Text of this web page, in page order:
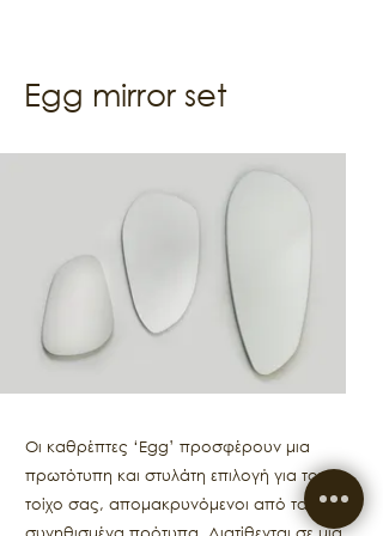
Egg mirror set
Οι καθρέπτες ‘Egg’ προσφέρουν μια
πρωτότυπη και στυλάτη επιλογή για τον
τοίχο σας, απομακρυνόμενοι από τα